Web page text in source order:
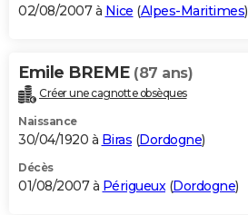
02/08/2007 à Nice (Alpes-Maritimes)
Emile BREME (87 ans)
Créer une cagnotte obsèques
Naissance
30/04/1920 à Biras (Dordogne)
Décès
01/08/2007 à Périgueux(Dordogne)